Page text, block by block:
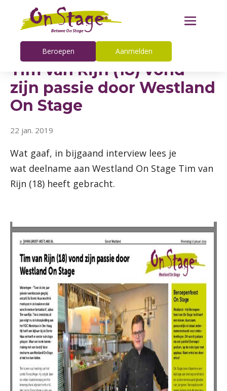
Beroepen Aanmelden
Tim van Rijn (18) vond
zijn passie door Westland
On Stage
22 jan. 2019
Wat gaaf, in bijgaand interview lees je
wat deelname aan Westland On Stage Tim van
Rijn (18) heeft gebracht.